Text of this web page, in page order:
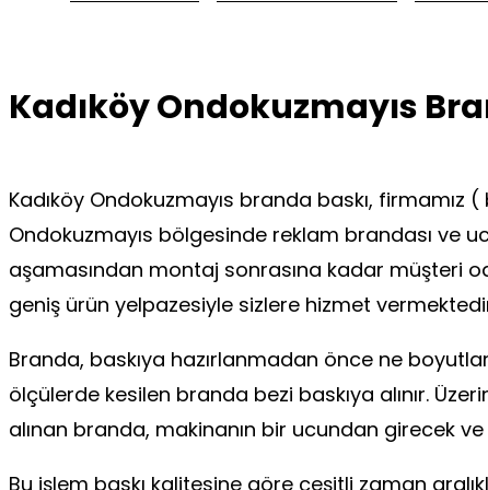
Kadıköy Ondokuzmayıs
Kadıköy Ondokuzmayıs branda baskı,
Ondokuzmayıs bölgesinde reklam brandası ve
aşamasından montaj sonrasına kadar müşteri
geniş ürün yelpazesiyle sizlere hizmet
Branda, baskıya hazırlanmadan önce ne
ölçülerde kesilen branda bezi baskıya alınır.
alınan branda, makinanın bir ucundan girecek
Bu işlem baskı kalitesine göre çeşitli zaman